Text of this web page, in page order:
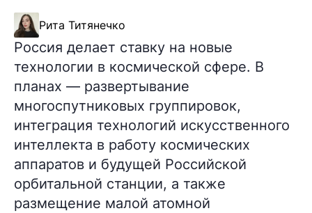
Рита Титянечко
Россия делает ставку на новые
технологии в космической сфере. В
планах — развертывание
многоспутниковых группировок,
интеграция технологий искусственного
интеллекта в работу космических
аппаратов и будущей Российской
орбитальной станции, а также
размещение малой атомной